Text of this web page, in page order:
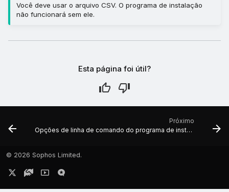
Você deve usar o arquivo CSV. O programa de instalação
não funcionará sem ele.
Esta página foi útil?
Próximo
Opções de linha de comando do programa de instalação para Windows
© 2026 Sophos Limited.